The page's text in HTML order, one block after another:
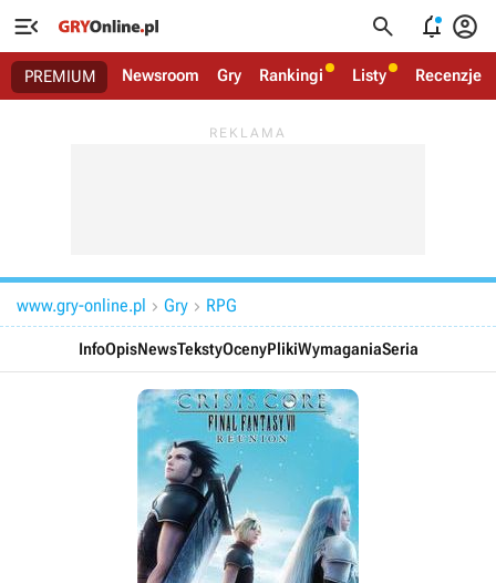
   
PREMIUM Newsroom Gry Rankingi Listy Recenzje
www.gry-online.pl  Gry  RPG
InfoOpisNewsTekstyOcenyPlikiWymaganiaSeria